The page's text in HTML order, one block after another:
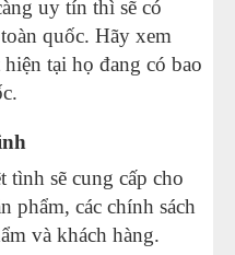
uy tín thì sẽ có
quốc. Hãy xem
tại họ đang có bao
sẽ cung cấp cho
phẩm, các chính sách
và khách hàng.